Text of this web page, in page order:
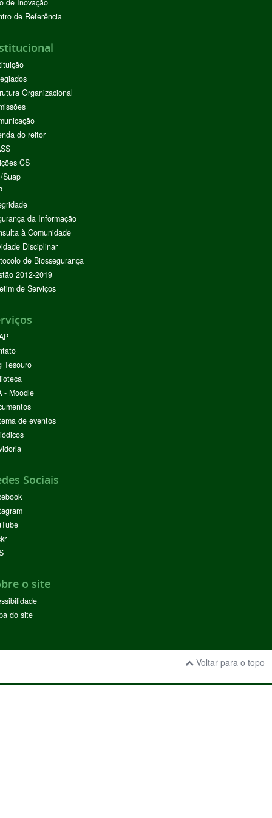
de Inovação
de Referência
Organizacional
do reitor
CS
Suap
da Informação
à Comunidade
Disciplinar
de Biossegurança
2012-2019
de Serviços
Tesouro
- Moodle
de eventos
Sociais
o site
do site
Voltar para o topo